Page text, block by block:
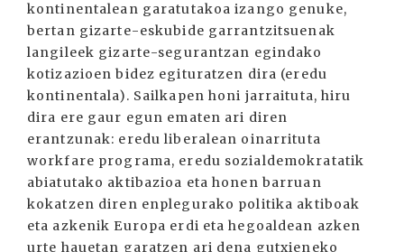
kontinentalean garatutakoa izango genuke,
bertan gizarte-eskubide garrantzitsuenak
langileek gizarte-segurantzan egindako
kotizazioen bidez egituratzen dira (eredu
kontinentala). Sailkapen honi jarraituta, hiru
dira ere gaur egun ematen ari diren
erantzunak: eredu liberalean oinarrituta
workfare programa, eredu sozialdemokratatik
abiatutako aktibazioa eta honen barruan
kokatzen diren enplegurako politika aktiboak
eta azkenik Europa erdi eta hegoaldean azken
urte hauetan garatzen ari dena gutxieneko